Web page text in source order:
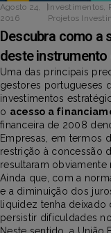
Agosto 24,
2016
Investimentos,
Projetos
Descubra como a
deste
Uma das principais
gestores portugueses
investimentos
o acesso a
financeira de 2008
Empresas, em termos
restrição à concessão
resultaram obviamente
Ainda que, com a
e a diminuição dos
liquidez tenha
persistir dificuldades